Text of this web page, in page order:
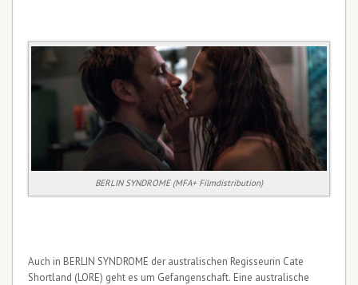
BERLIN SYNDROME (MFA+ Filmdistribution)
Auch in BERLIN SYNDROME der australischen Regisseurin Cate
Shortland (LORE) geht es um Gefangenschaft. Eine australische